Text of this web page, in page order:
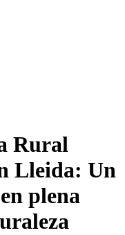
Rural
Lleida: Un
plena